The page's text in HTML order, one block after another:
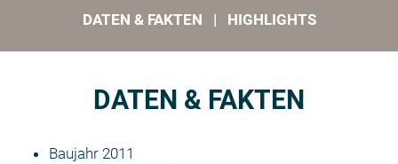
DATEN & FAKTEN | HIGHLIGHTS
DATEN & FAKTEN
Baujahr 2011